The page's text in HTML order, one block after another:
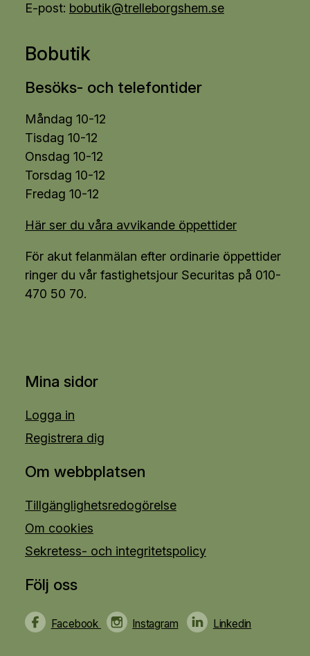
E-post: bobutik@trelleborgshem.se
Bobutik
Besöks- och telefontider
Måndag 10-12
Tisdag 10-12
Onsdag 10-12
Torsdag 10-12
Fredag 10-12
Här ser du våra avvikande öppettider
För akut felanmälan efter ordinarie öppettider
ringer du vår fastighetsjour Securitas på 010-
470 50 70.
Mina sidor
Logga in
Registrera dig
Om webbplatsen
Tillgänglighetsredogörelse
Om cookies
Sekretess- och integritetspolicy
Följ oss
Facebook Instagram Linkedin